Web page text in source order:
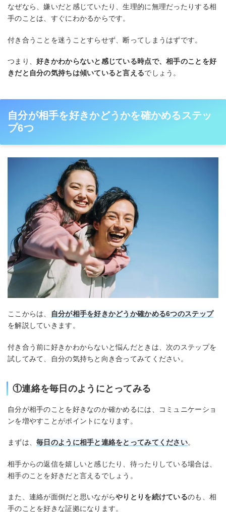
なぜなら、嫌いだと感じていたり、生理的に無理だったりする相
手のことは、すぐにわかるからです。
付き合うことを迷うことすらせず、断ってしまうはずです。
つまり、好きかわからないと感じている時点で、相手のことを好
きだと自分の気持ちは傾いていると言えるでしょう。
自分が相手を好きかどうかを確かめるステッ
プ6つ
ここからは、
自分が相手を好きかどうか確かめる6つのステップ
を解説していきます。
付き合う前に好きかわからないと悩んだときは、次のステップを
試してみて、自分の気持ちと向き合ってみてください。
①連絡を毎日のようにとってみる
自分が相手のことを好きなのか確かめるには、コミュニケーショ
ンを増やすことがポイントになります。
まずは、毎日のように相手と連絡をとってみてください。
相手からの返信を嬉しいと感じたり、待ったりしている場合は、
相手のことを好きだと言えるでしょう。
また、連絡が面倒だと思いながらやりとりを続けているのも、相
手のことを好きな証拠になります。